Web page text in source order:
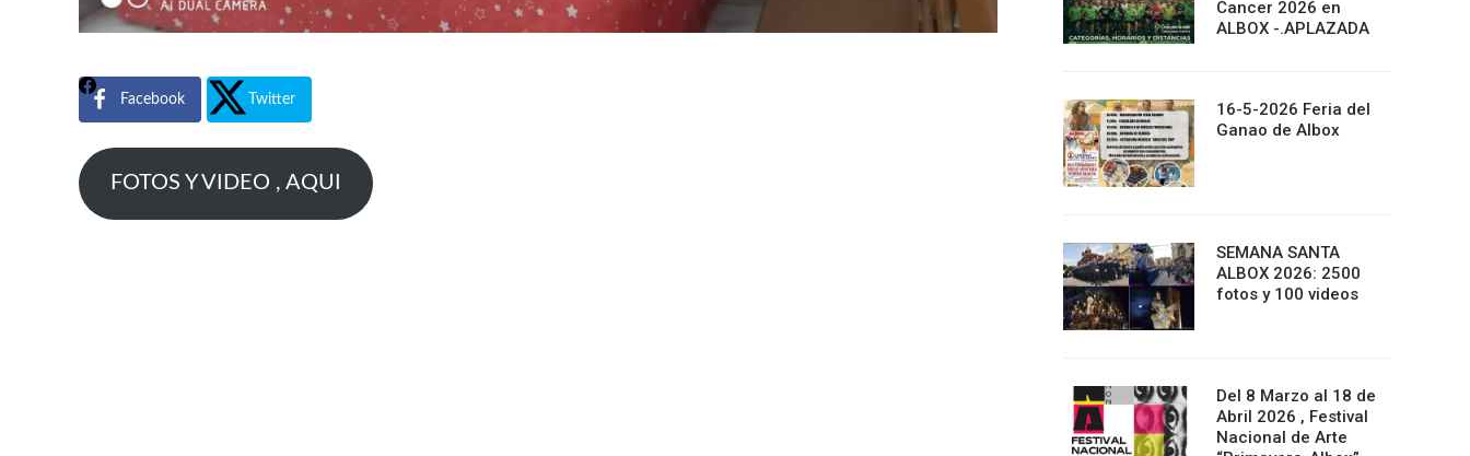
Facebook Twitter
FOTOS Y VIDEO , AQUI
Cancer 2026 en
ALBOX -.APLAZADA
16-5-2026 Feria del
Ganao de Albox
SEMANA SANTA
ALBOX 2026: 2500
fotos y 100 videos
Del 8 Marzo al 18 de
Abril 2026 , Festival
Nacional de Arte